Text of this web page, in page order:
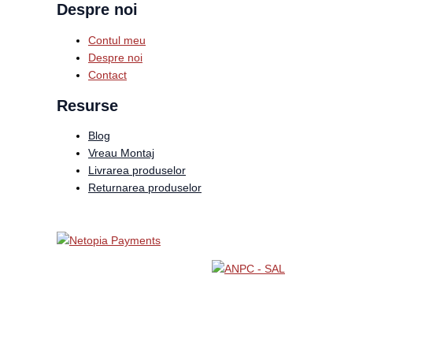
Despre noi
Contul meu
Despre noi
Contact
Resurse
Blog
Vreau Montaj
Livrarea produselor
Returnarea produselor